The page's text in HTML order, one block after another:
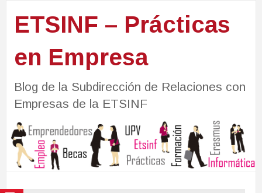
ETSINF – Prácticas
en Empresa
Blog de la Subdirección de Relaciones con
Empresas de la ETSINF